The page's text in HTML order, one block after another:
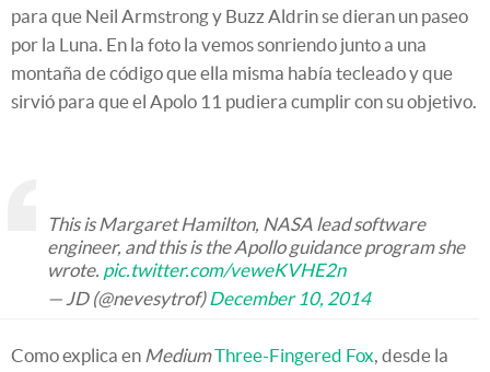
para que Neil Armstrong y Buzz Aldrin se dieran un paseo
por la Luna. En la foto la vemos sonriendo junto a una
montaña de código que ella misma había tecleado y que
sirvió para que el Apolo 11 pudiera cumplir con su objetivo.
This is Margaret Hamilton, NASA lead software
engineer, and this is the Apollo guidance program she
wrote. pic.twitter.com/veweKVHE2n
— JD (@nevesytrof)December 10, 2014
Como explica en MediumThree-Fingered Fox, desde la